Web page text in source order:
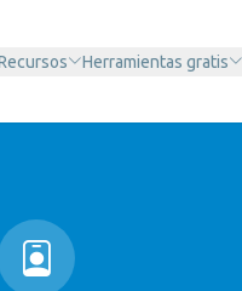
Herramientas gratis